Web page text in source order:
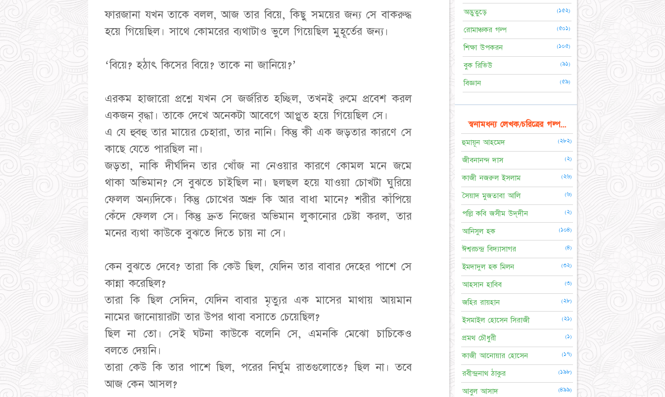
ফারজানা যখন তাকে বলল, আজ তার বিয়ে, কিছু সময়ের জন্য সে বাকরুদ্ধ
হয়ে গিয়েছিল। সাথে কোমরের ব্যথাটাও ভুলে গিয়েছিল মুহূর্তের জন্য।
‘বিয়ে? হঠাৎ কিসের বিয়ে? তাকে না জানিয়ে?’
এরকম হাজারো প্রশ্নে যখন সে জর্জরিত হচ্ছিল, তখনই রুমে প্রবেশ করল
একজন বৃদ্ধা। তাকে দেখে অনেকটা আবেগে আপ্লুত হয়ে গিয়েছিল সে।
এ যে হুবহু তার মায়ের চেহারা, তার নানি। কিন্তু কী এক জড়তার কারণে সে
কাছে যেতে পারছিল না।
জড়তা, নাকি দীর্ঘদিন তার খোঁজ না নেওয়ার কারণে কোমল মনে জমে
থাকা অভিমান? সে বুঝতে চাইছিল না। ছলছল হয়ে যাওয়া চোখটা ঘুরিয়ে
ফেলল অন্যদিকে। কিন্তু চোখের অশ্রু কি আর বাধা মানে? শরীর কাঁপিয়ে
কেঁদে ফেলল সে। কিন্তু দ্রুত নিজের অভিমান লুকানোর চেষ্টা করল, তার
মনের ব্যথা কাউকে বুঝতে দিতে চায় না সে।
কেন বুঝতে দেবে? তারা কি কেউ ছিল, যেদিন তার বাবার দেহের পাশে সে
কান্না করেছিল?
তারা কি ছিল সেদিন, যেদিন বাবার মৃত্যুর এক মাসের মাথায় আয়মান
নামের জানোয়ারটা তার উপর থাবা বসাতে চেয়েছিল?
ছিল না তো। সেই ঘটনা কাউকে বলেনি সে, এমনকি মেঝো চাচিকেও
বলতে দেয়নি।
তারা কেউ কি তার পাশে ছিল, পরের নির্ঘুম রাতগুলোতে? ছিল না। তবে
আজ কেন আসল?
অদ্ভুতুড়ে (১৫২)
রোমাঞ্চকর গল্প (৫০১)
শিক্ষা উপকরন (১০৫)
বুক রিভিউ (৯১)
বিজ্ঞান (৫৯)
স্বনামধন্য লেখক/চরিত্রের গল্প...
হুমায়ূন আহমেদ (২৮২)
জীবনানন্দ দাস (২)
কাজী নজরুল ইসলাম (২৬)
সৈয়াদ মুজতাবা আলি (৬)
পল্লি কবি জসীম উদ্‌দীন (২)
আনিসুল হক (১০৪)
ঈশ্বরচন্দ্র বিদ্যাসাগর (৪)
ইমদাদুল হক মিলন (৩২)
আহসান হাবিব (৩)
জহির রায়হান (২৮)
ইসমাইল হোসেন সিরাজী (২১)
প্রমথ চৌধুরী (১)
কাজী আনোয়ার হোসেন (১৭)
রবীন্দ্রনাথ ঠাকুর (১৯৮)
আবুল আসাদ (৪৯৯)